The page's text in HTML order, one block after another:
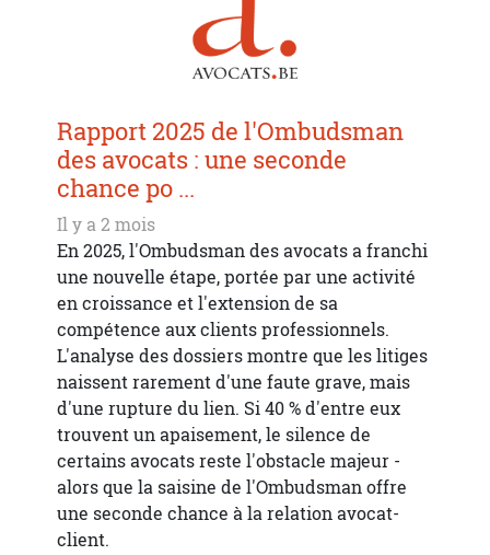
Rapport 2025 de l'Ombudsman
des avocats : une seconde
chance po ...
Il y a 2 mois
En 2025, l'Ombudsman des avocats a franchi
une nouvelle étape, portée par une activité
en croissance et l'extension de sa
compétence aux clients professionnels.
L'analyse des dossiers montre que les litiges
naissent rarement d'une faute grave, mais
d'une rupture du lien. Si 40 % d'entre eux
trouvent un apaisement, le silence de
certains avocats reste l'obstacle majeur -
alors que la saisine de l'Ombudsman offre
une seconde chance à la relation avocat-
client.